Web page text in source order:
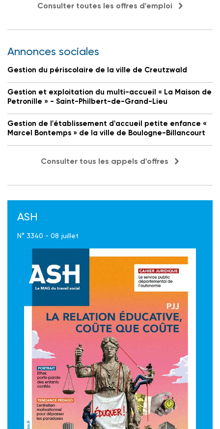
Consulter toutes les offres d'emploi
Annonces sociales
Gestion du périscolaire de la ville de Creutzwald
Gestion et exploitation du multi-accueil « La Maison de
Petronille » - Saint-Philbert-de-Grand-Lieu
Gestion de l'établissement d'accueil petite enfance «
Marcel Bontemps » de la ville de Boulogne-Billancourt
Consulter tous les appels d'offres
ASH
N° 3340 - 08 juillet